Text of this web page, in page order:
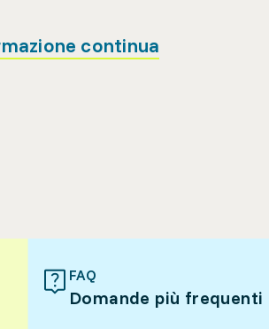
continua
FAQ
Domande più frequenti